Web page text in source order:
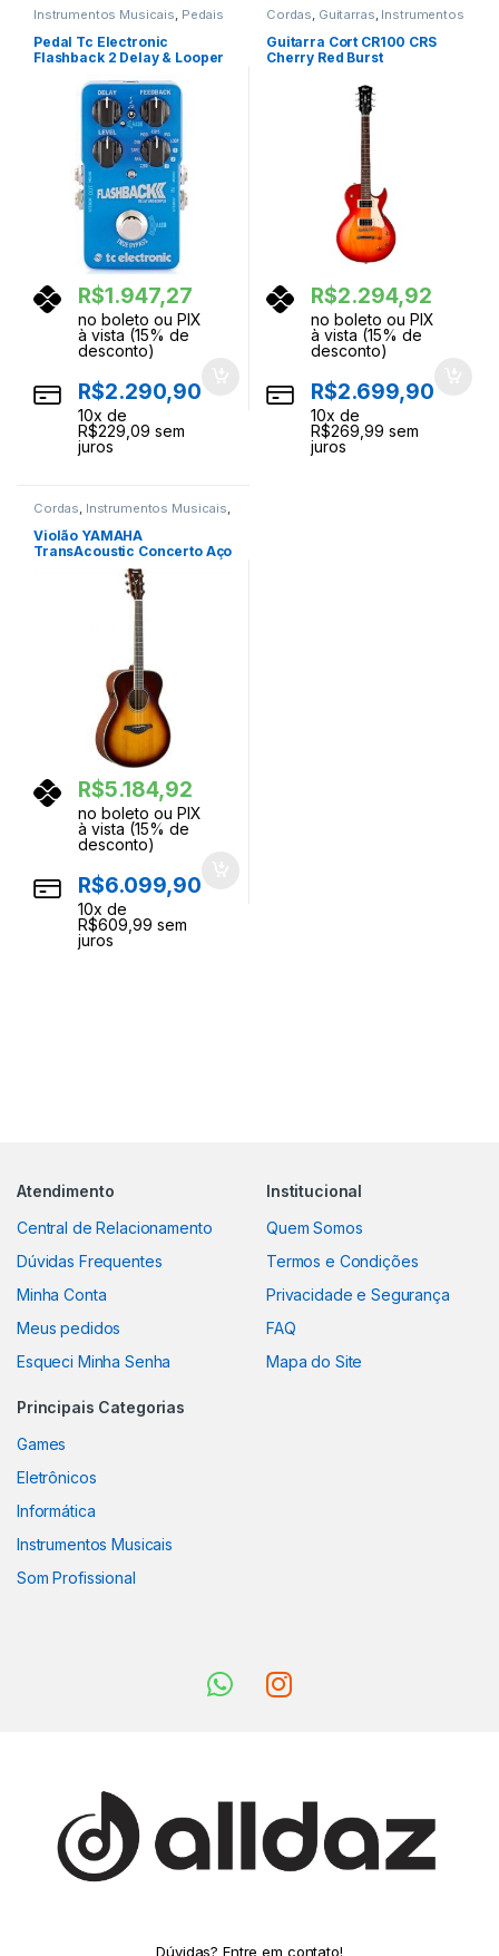
Instrumentos Musicais Pedais
Pedais e Pedaleiras
Pedal Tc Electronic
Flashback 2 Delay & Looper
R$1.947,27
no boleto ou PIX
à vista (15% de
desconto)
R$2.290,90
10x de
R$229,09 sem
juros
Cordas Guitarras Instrumentos
Musicais
Guitarra Cort CR100 CRS
Cherry Red Burst
R$2.294,92
no boleto ou PIX
à vista (15% de
desconto)
R$2.699,90
10x de
R$269,99 sem
juros
Cordas Instrumentos Musicais
Violoes
Violão YAMAHA
TransAcoustic Concerto Aço
FS-TA Brown Sunburst
R$5.184,92
no boleto ou PIX
à vista (15% de
desconto)
R$6.099,90
10x de
R$609,99 sem
juros
Atendimento
Central de Relacionamento
Dúvidas Frequentes
Minha Conta
Meus pedidos
Esqueci Minha Senha
Institucional
Quem Somos
Termos e Condições
Privacidade e Segurança
FAQ
Mapa do Site
Principais Categorias
Games
Eletrônicos
Informática
Instrumentos Musicais
Som Profissional
Dúvidas? Entre em contato!